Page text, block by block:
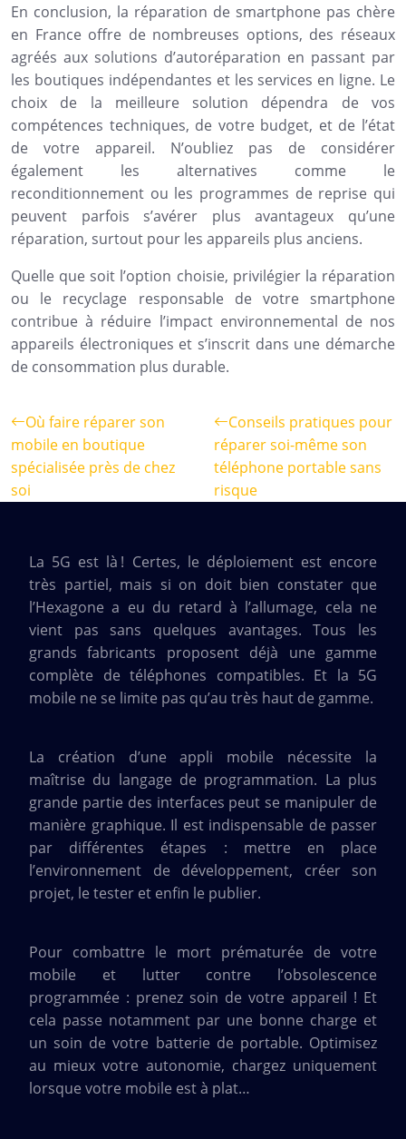
En conclusion, la réparation de smartphone pas chère
en France offre de nombreuses options, des réseaux
agréés aux solutions d’autoréparation en passant par
les boutiques indépendantes et les services en ligne. Le
choix de la meilleure solution dépendra de vos
compétences techniques, de votre budget, et de l’état
de votre appareil. N’oubliez pas de considérer
également les alternatives comme le
reconditionnement ou les programmes de reprise qui
peuvent parfois s’avérer plus avantageux qu’une
réparation, surtout pour les appareils plus anciens.
Quelle que soit l’option choisie, privilégier la réparation
ou le recyclage responsable de votre smartphone
contribue à réduire l’impact environnemental de nos
appareils électroniques et s’inscrit dans une démarche
de consommation plus durable.
Où faire réparer son
mobile en boutique
spécialisée près de chez
soi
Conseils pratiques pour
réparer soi-même son
téléphone portable sans
risque
La 5G est là ! Certes, le déploiement est encore
très partiel, mais si on doit bien constater que
l’Hexagone a eu du retard à l’allumage, cela ne
vient pas sans quelques avantages. Tous les
grands fabricants proposent déjà une gamme
complète de téléphones compatibles. Et la 5G
mobile ne se limite pas qu’au très haut de gamme.
La création d’une appli mobile nécessite la
maîtrise du langage de programmation. La plus
grande partie des interfaces peut se manipuler de
manière graphique. Il est indispensable de passer
par différentes étapes : mettre en place
l’environnement de développement, créer son
projet, le tester et enfin le publier.
Pour combattre le mort prématurée de votre
mobile et lutter contre l’obsolescence
programmée : prenez soin de votre appareil ! Et
cela passe notamment par une bonne charge et
un soin de votre batterie de portable. Optimisez
au mieux votre autonomie, chargez uniquement
lorsque votre mobile est à plat…